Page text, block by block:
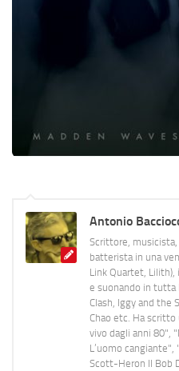
Antonio
Scrittore,
batterista in una
Link Quartet,
e suonando in tutta
Clash, Iggy and the
Chao etc. Ha
vivo dagli anni 80",
L’uomo cangiante",
Scott-Heron Il Bob